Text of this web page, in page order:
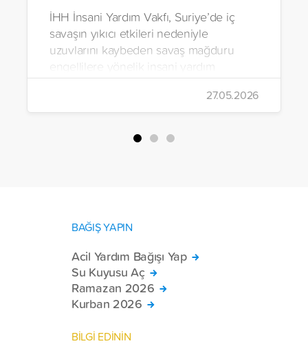
İHH İnsani Yardım Vakfı, Suriye’de iç
savaşın yıkıcı etkileri nedeniyle
uzuvlarını kaybeden savaş mağduru
engellilere yönelik insani yardım
çalışmalarını aralıksız sürdürüyor. Vakıf,
yürütülen son projeyle Suriye’nin Şam,
Halep, Hama, Humus ve İdlib
bölgelerinde zor şartlarda yaşayan
27.05.2026
BAĞIŞ YAPIN
Acil Yardım Bağışı Yap
Su Kuyusu Aç
Ramazan 2026
Kurban 2026
BİLGİ EDİNİN